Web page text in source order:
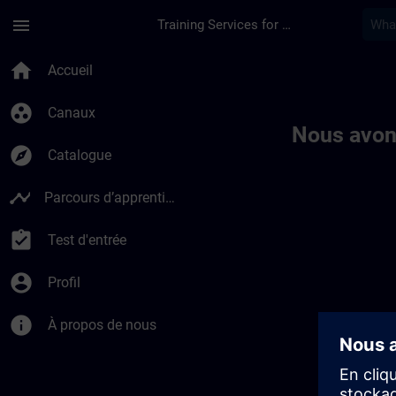
menu Training Services for Digital Industries
home Accueil
group_work Canaux
explore Catalogue
timeline Parcours d’apprentissage
assignment_turned_in Test d'entrée
account_circle Profil
info À propos de nous
Nous